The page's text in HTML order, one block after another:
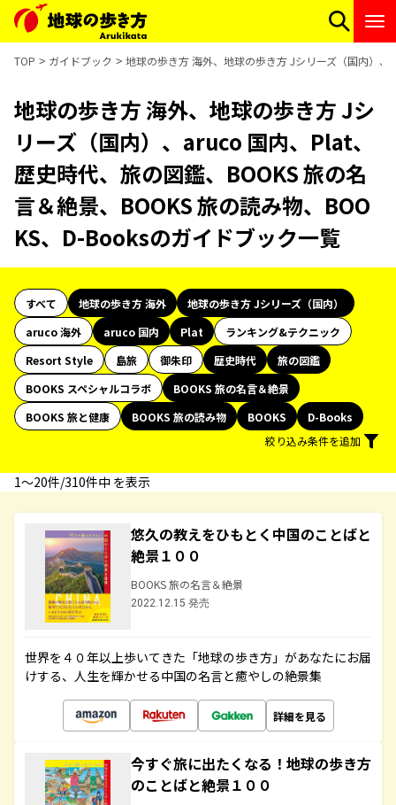
TOP ガイドブック 地球の歩き方 海外、地球の歩き方 Jシリーズ（国内）
地球の歩き方 海外、地球の歩き方 Jシ
リーズ（国内）、aruco 国内、Plat、
歴史時代、旅の図鑑、BOOKS 旅の名
言＆絶景、BOOKS 旅の読み物、BOO
KS、D-Booksのガイドブック一覧
すべて 地球の歩き方 海外
地球の歩き方 Jシリーズ（国内）
aruco 海外
aruco 国内 Plat
ランキング&テクニック
Resort Style
島旅 御朱印 歴史時代
旅の図鑑
BOOKS スペシャルコラボ
BOOKS 旅の名言＆絶景
BOOKS 旅と健康
BOOKS 旅の読み物 BOOKS
D-Books
絞り込み条件を追加
1〜20件/310件中 を表示
悠久の教えをひもとく中国のことばと
絶景１００
BOOKS 旅の名言＆絶景
2022.12.15 発売
世界を４０年以上歩いてきた「地球の歩き方」があなたにお届
けする、人生を輝かせる中国の名言と癒やしの絶景集
詳細を見る
今すぐ旅に出たくなる！地球の歩き方
のことばと絶景１００